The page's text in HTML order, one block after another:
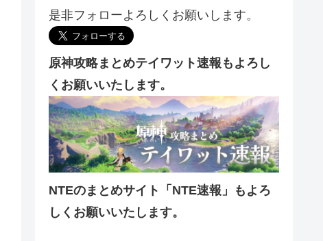
是非フォローよろしくお願いします。
原神攻略まとめテイワット速報もよろし
くお願いいたします。
NTEのまとめサイト「NTE速報」もよろ
しくお願いいたします。